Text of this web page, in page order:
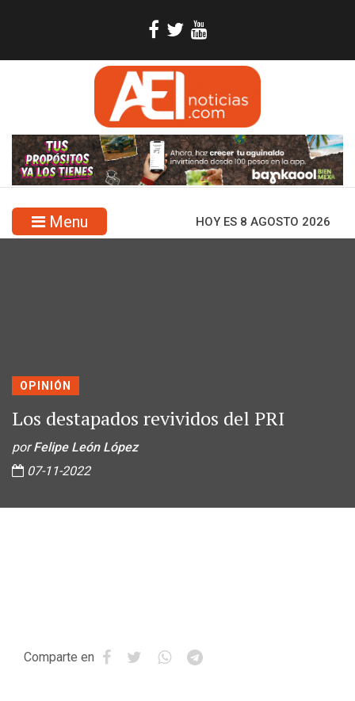
Menu HOY ES 8 AGOSTO 2026
OPINIÓN
Los destapados revividos del PRI
porFelipe León López
07-11-2022
Comparte en